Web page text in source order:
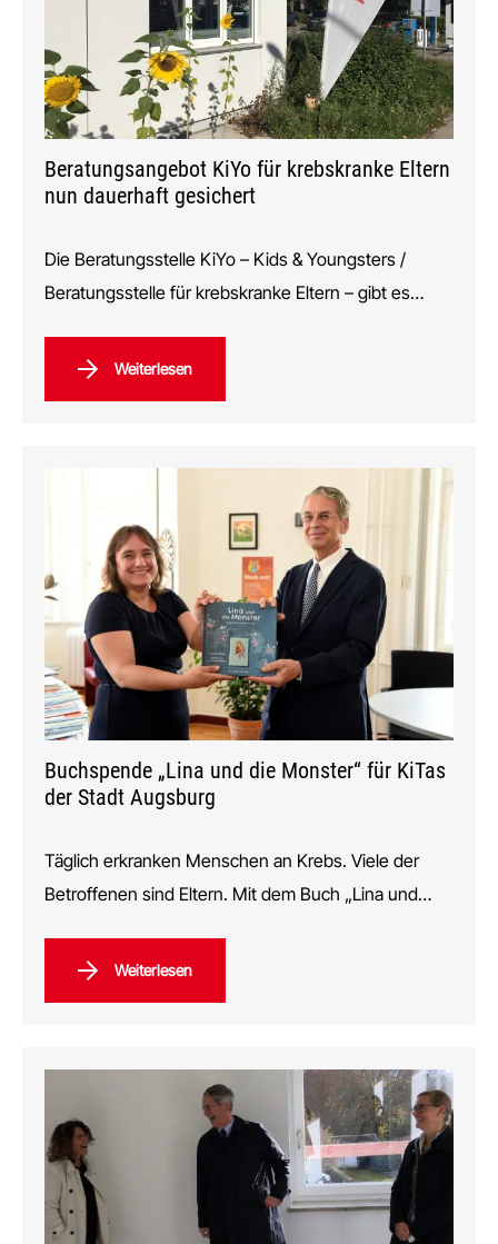
Beratungsangebot KiYo für krebskranke Eltern
nun dauerhaft gesichert
Die Beratungsstelle KiYo – Kids & Youngsters /
Beratungsstelle für krebskranke Eltern – gibt es…
Weiterlesen
Buchspende „Lina und die Monster“ für KiTas
der Stadt Augsburg
Täglich erkranken Menschen an Krebs. Viele der
Betroffenen sind Eltern. Mit dem Buch „Lina und…
Weiterlesen